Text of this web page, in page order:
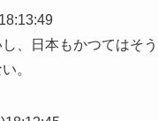
、日本もかつてはそ
。